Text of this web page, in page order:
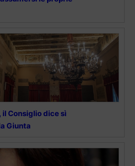
il Consiglio dice sì
Giunta